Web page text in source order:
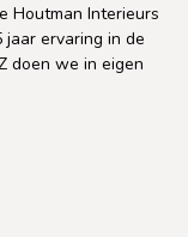
Houtman Interieurs
ervaring in de
doen we in eigen